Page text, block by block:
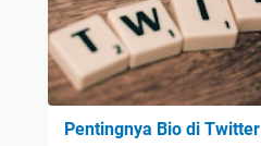
Pentingnya Bio di Twitter